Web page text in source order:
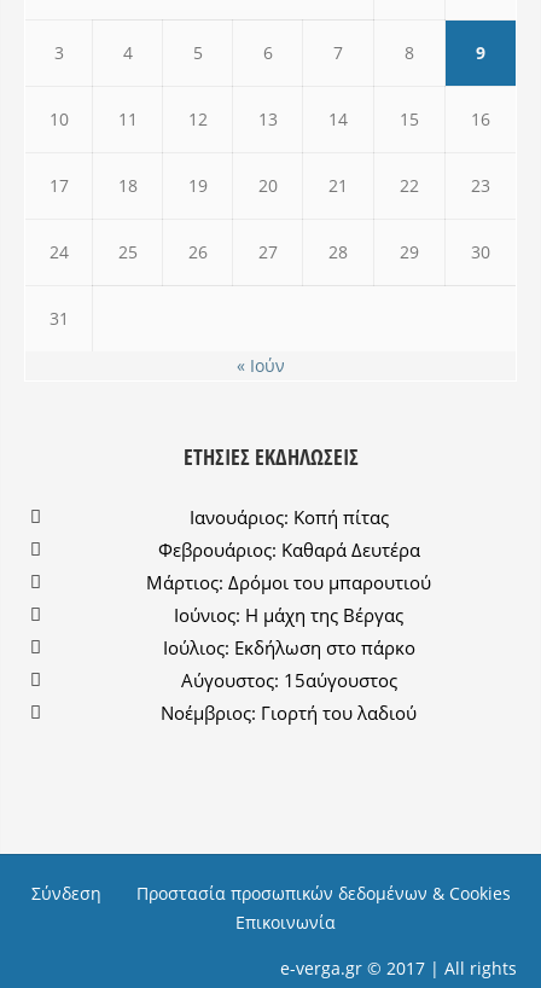
3 4 5 6 7 8 9
10 11 12 13 14 15 16
17 18 19 20 21 22 23
24 25 26 27 28 29 30
31
« Ιούν
ΕΤΉΣΙΕΣ ΕΚΔΗΛΏΣΕΙΣ
Ιανουάριος: Κοπή πίτας
Φεβρουάριος: Καθαρά Δευτέρα
Μάρτιος: Δρόμοι του μπαρουτιού
Ιούνιος: Η μάχη της Βέργας
Ιούλιος: Εκδήλωση στο πάρκο
Αύγουστος: 15αύγουστος
Νοέμβριος: Γιορτή του λαδιού
Σύνδεση
Προστασία προσωπικών δεδομένων & Cookies
Επικοινωνία
e-verga.gr © 2017 | All rights